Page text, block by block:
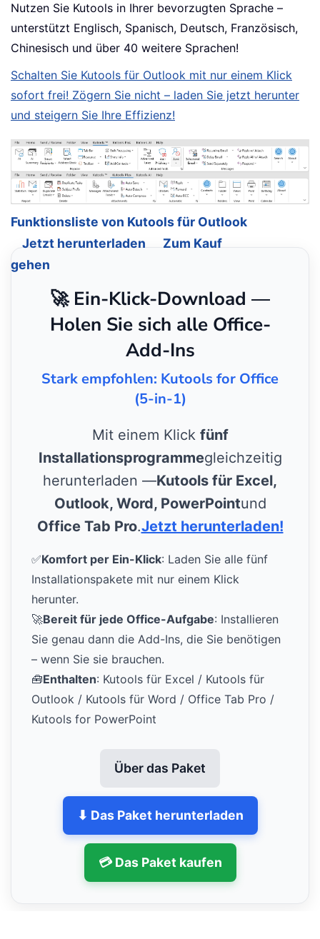
Nutzen Sie Kutools in Ihrer bevorzugten Sprache –
unterstützt Englisch, Spanisch, Deutsch, Französisch,
Chinesisch und über 40 weitere Sprachen!
Schalten Sie Kutools für Outlook mit nur einem Klick
sofort frei! Zögern Sie nicht – laden Sie jetzt herunter
und steigern Sie Ihre Effizienz!
Funktionsliste von Kutools für Outlook
Jetzt herunterladen
Zum Kauf
gehen
🚀 Ein-Klick-Download —
Holen Sie sich alle Office-
Add-Ins
Stark empfohlen: Kutools for Office
(5-in-1)
Mit einem Klick fünf
Installationsprogrammegleichzeitig
herunterladen —Kutools für Excel,
Outlook, Word, PowerPointund
Office Tab Pro.Jetzt herunterladen!
✅Komfort per Ein-Klick: Laden Sie alle fünf
Installationspakete mit nur einem Klick
herunter.
🚀Bereit für jede Office-Aufgabe: Installieren
Sie genau dann die Add-Ins, die Sie benötigen
– wenn Sie sie brauchen.
🧰Enthalten: Kutools für Excel / Kutools für
Outlook / Kutools für Word / Office Tab Pro /
Kutools for PowerPoint
Über das Paket
⬇ Das Paket herunterladen
💳 Das Paket kaufen